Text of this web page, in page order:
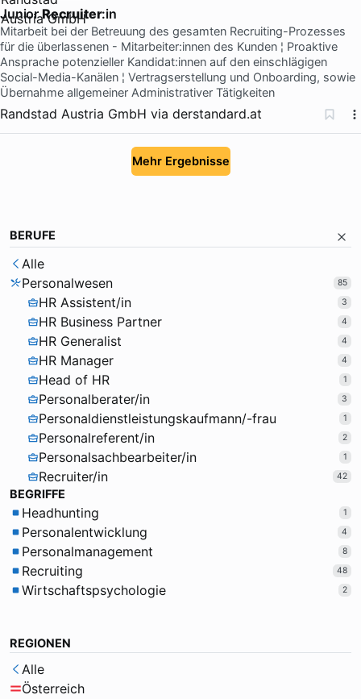
JuniorRecruiter:in
Mitarbeit bei der Betreuung des gesamten Recruiting-Prozesses
für die überlassenen - Mitarbeiter:innen des Kunden ¦ Proaktive
Ansprache potenzieller Kandidat:innen auf den einschlägigen
Social-Media-Kanälen ¦ Vertragserstellung und Onboarding, sowie
Übernahme allgemeiner Administrativer Tätigkeiten
Randstad Austria GmbH via derstandard.at
Mehr Ergebnisse
BERUFE
Alle
Personalwesen
85
HR Assistent/in 3
HR Business Partner 4
HR Generalist 4
HR Manager 4
Head of HR 1
Personalberater/in 3
Personaldienstleistungskaufmann/-frau 1
Personalreferent/in 2
Personalsachbearbeiter/in 1
Recruiter/in 42
BEGRIFFE
Headhunting 1
Personalentwicklung 4
Personalmanagement 8
Recruiting 48
Wirtschaftspsychologie 2
REGIONEN
Alle
Österreich